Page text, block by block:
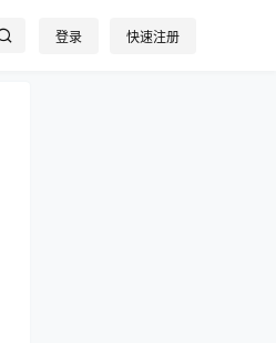
登录 快速注册